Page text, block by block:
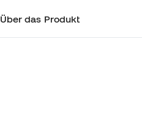
Über das Produkt